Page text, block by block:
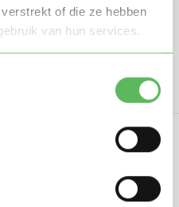
of die ze hebben
van hun services.